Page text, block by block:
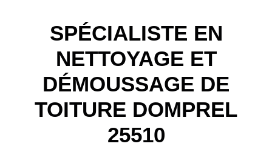
SPÉCIALISTE EN
NETTOYAGE ET
DÉMOUSSAGE DE
TOITURE DOMPREL
25510